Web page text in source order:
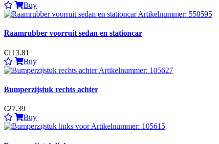
Buy
Raamrubber voorruit sedan en stationcar
€113.81
Buy
Bumperzijstuk rechts achter
€27.39
Buy